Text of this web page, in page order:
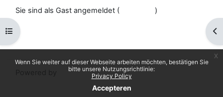
Wenn Sie weiter auf dieser Webseite arbeiten möchten, bestätigen Sie
bitte unsere Nutzungsrichtlinie:
Privacy Policy
Accepteren
x
Kursindex öffnen
Sie sind als Gast angemeldet (
)
Datenschutzinfos
Laden Sie die mobile App
Moodle